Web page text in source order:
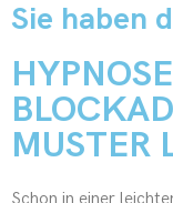
Sie haben
MUSTER